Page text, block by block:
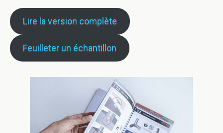
Lire la version complète
Feuilleter un échantillon